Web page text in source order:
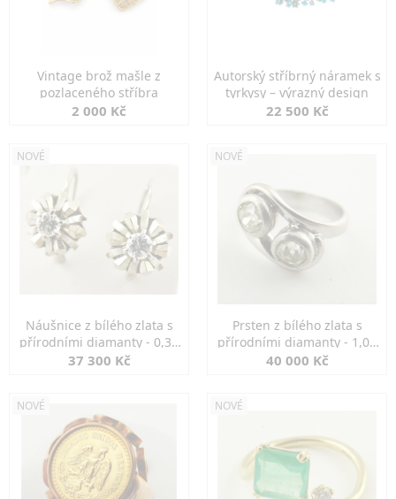
Vintage brož mašle z
pozlaceného stříbra
2 000 Kč
Autorský stříbrný náramek s
tyrkysy – výrazný design
22 500 Kč
NOVÉ
Náušnice z bílého zlata s
přírodními diamanty - 0,30
ct
37 300 Kč
NOVÉ
Prsten z bílého zlata s
přírodními diamanty - 1,00
ct
40 000 Kč
NOVÉ NOVÉ